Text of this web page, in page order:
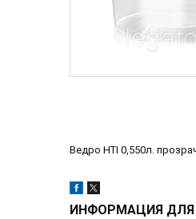
Ведро HTI 0,550л.
ИНФОРМАЦИЯ ДЛЯ